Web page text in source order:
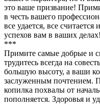
это ваше призвание!
в честь вашего
все удается, все
успехов вам в ваших делах!
***
Примите самые добрые и
трудитесь всегда на
большую высоту, а ваши
заслуженным почтением.
копилка похвалы от
пополняется. Здоровья и